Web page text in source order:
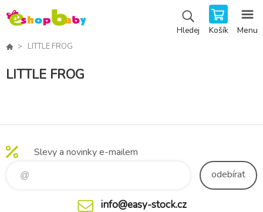
Hledej Košík Menu
LITTLE FROG
LITTLE FROG
Slevy a novinky e-mailem
odebírat
info@easy-stock.cz